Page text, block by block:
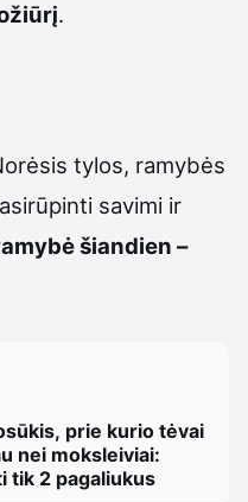
.
tylos, ramybės
savimi ir
šiandien –
prie kurio tėvai
nei moksleiviai:
tik 2 pagaliukus